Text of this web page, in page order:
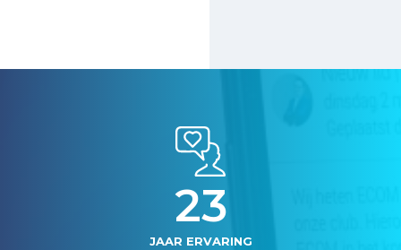
24
JAAR ERVARING